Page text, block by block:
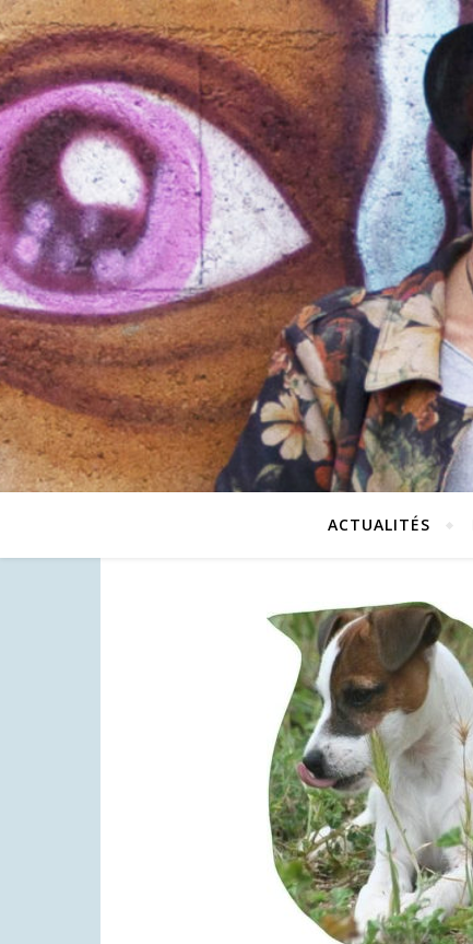
ACTUALITÉS